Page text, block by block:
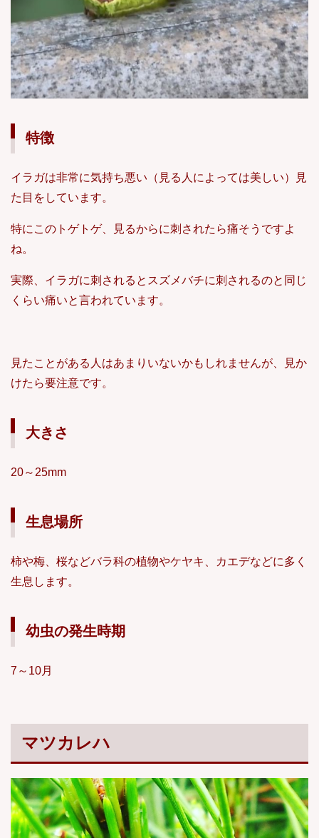
特徴
イラガは非常に気持ち悪い（見る人によっては美しい）見
た目をしています。
特にこのトゲトゲ、見るからに刺されたら痛そうですよ
ね。
実際、イラガに刺されるとスズメバチに刺されるのと同じ
くらい痛いと言われています。
見たことがある人はあまりいないかもしれませんが、見か
けたら要注意です。
大きさ
20～25mm
生息場所
柿や梅、桜などバラ科の植物やケヤキ、カエデなどに多く
生息します。
幼虫の発生時期
7～10月
マツカレハ